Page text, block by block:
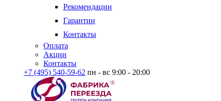
Рекомендации
Гарантии
Контакты
Оплата
Акции
Контакты
+7 (495) 540-59-62 пн - вс 9:00 - 20:00